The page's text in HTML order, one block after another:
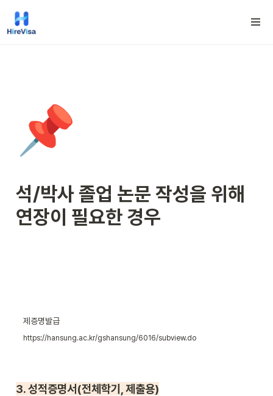
📌
석/박사 졸업 논문 작성을 위해
연장이 필요한 경우
제증명발급
https://hansung.ac.kr/gshansung/6016/subview.do
3. 성적증명서(전체학기, 제출용)